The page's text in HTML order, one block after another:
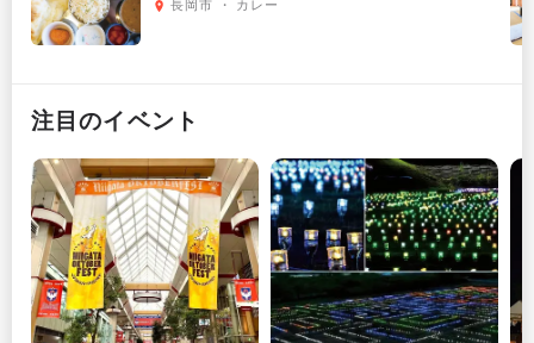
長岡市 ・ カレー
注目のイベント